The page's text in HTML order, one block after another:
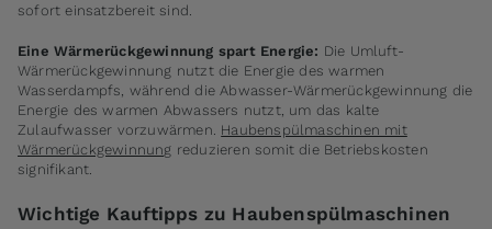
sofort einsatzbereit sind.
Eine Wärmerückgewinnung spart Energie: Die Umluft-
Wärmerückgewinnung nutzt die Energie des warmen
Wasserdampfs, während die Abwasser-Wärmerückgewinnung die
Energie des warmen Abwassers nutzt, um das kalte
Zulaufwasser vorzuwärmen. Haubenspülmaschinen mit
Wärmerückgewinnung reduzieren somit die Betriebskosten
signifikant.
Wichtige Kauftipps zu Haubenspülmaschinen